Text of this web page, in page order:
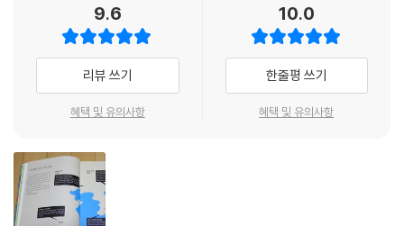
있도록 설계된 ‘판옥선’을 개발한 사람이다. 거북선에 가려 널리 알려지지
는 않았지만, 단 3척뿐이던 거북선과 함께, 해전을 이끌었던 배가 바로 판
옥선으로, 임진왜란 당시 대표적인 싸움배이다. 이밖에도 여러 가지 무기
를 개발해 꾀돌이 발명왕으로 불리던 정걸은 거급 해전을 치르며, 이 분야
최고의 전문가가 된다. 북방 여진족을 몰아내는 데 여념이 없었던 조선이
함께 이순신을 만나면서 그 명성을 되찾게 된다. 자신보다 나이가 서른 살
이나 많은 사람에게 손을 내밀 수 있는 이순신의 열린 마음과 기꺼이 그의
부하가 되어 준 정걸 장군으로 인해 조선 수군은 아무도 넘볼 수 없는 힘을
갖게 된다. 이후 정걸은 부산포해전을 승리로 이끌고, 행주대첩에서도 커
9.6
리뷰 쓰기
혜택 및 유의사항
10.0
한줄평 쓰기
혜택 및 유의사항